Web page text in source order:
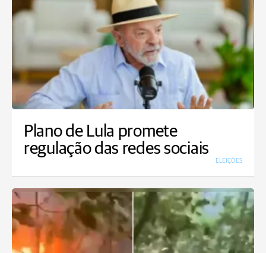
Plano de Lula promete
regulação das redes sociais
ELEIÇÕES